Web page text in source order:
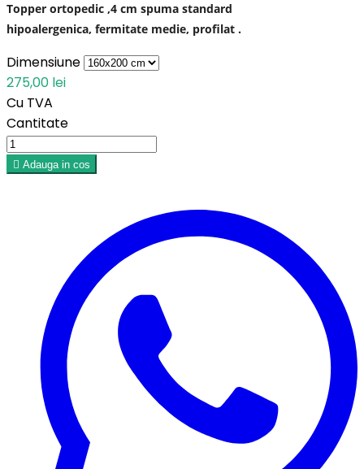
Topper ortopedic ,4 cm spuma standard
hipoalergenica, fermitate medie, profilat .
Dimensiune
275,00 lei
Cu TVA
Cantitate
 Adauga in cos